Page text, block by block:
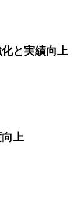
と実績向上
上